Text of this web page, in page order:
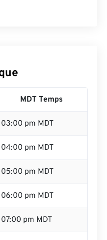
MDT Temps
03:00 pm MDT
04:00 pm MDT
05:00 pm MDT
06:00 pm MDT
07:00 pm MDT